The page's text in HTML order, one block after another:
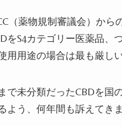
（薬物規制審議会）か
をS4カテゴリー医薬品、
用用途の場合は最も厳し
で未分類だったCBDを国
よう、何年間も訴えてき